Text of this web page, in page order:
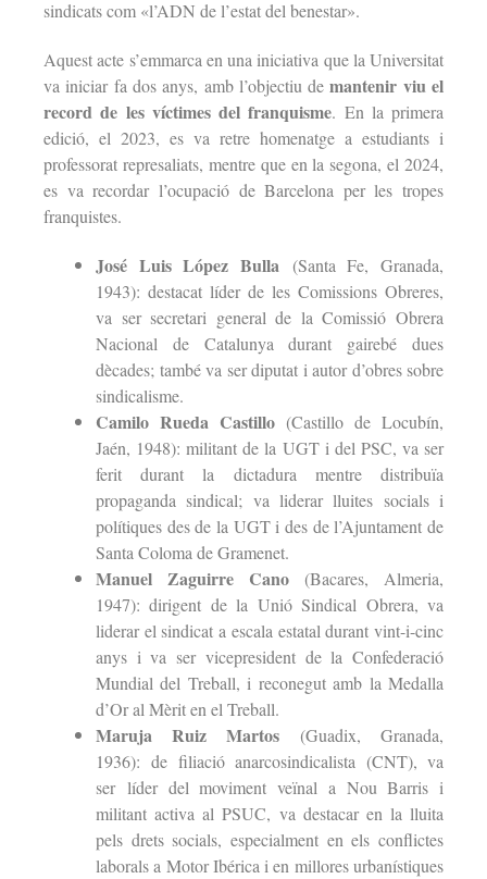
sindicats com «l’ADN de l’estat del benestar».
Aquest acte s’emmarca en una iniciativa que la Universitat
va iniciar fa dos anys, amb l’objectiu de mantenir viu el
record de les víctimes del franquisme. En la primera
edició, el 2023, es va retre homenatge a estudiants i
professorat represaliats, mentre que en la segona, el 2024,
es va recordar l’ocupació de Barcelona per les tropes
franquistes.
José Luis López Bulla (Santa Fe, Granada,
1943): destacat líder de les Comissions Obreres,
va ser secretari general de la Comissió Obrera
Nacional de Catalunya durant gairebé dues
dècades; també va ser diputat i autor d’obres sobre
sindicalisme.
Camilo Rueda Castillo(Castillo de Locubín,
Jaén, 1948): militant de la UGT i del PSC, va ser
ferit durant la dictadura mentre distribuïa
propaganda sindical; va liderar lluites socials i
polítiques des de la UGT i des de l’Ajuntament de
Santa Coloma de Gramenet.
Manuel Zaguirre Cano(Bacares, Almeria,
1947): dirigent de la Unió Sindical Obrera, va
liderar el sindicat a escala estatal durant vint-i-cinc
anys i va ser vicepresident de la Confederació
Mundial del Treball, i reconegut amb la Medalla
d’Or al Mèrit en el Treball.
Maruja Ruiz Martos (Guadix, Granada,
1936): de filiació anarcosindicalista (CNT), va
ser líder del moviment veïnal a Nou Barris i
militant activa al PSUC, va destacar en la lluita
pels drets socials, especialment en els conflictes
laborals a Motor Ibérica i en millores urbanístiques